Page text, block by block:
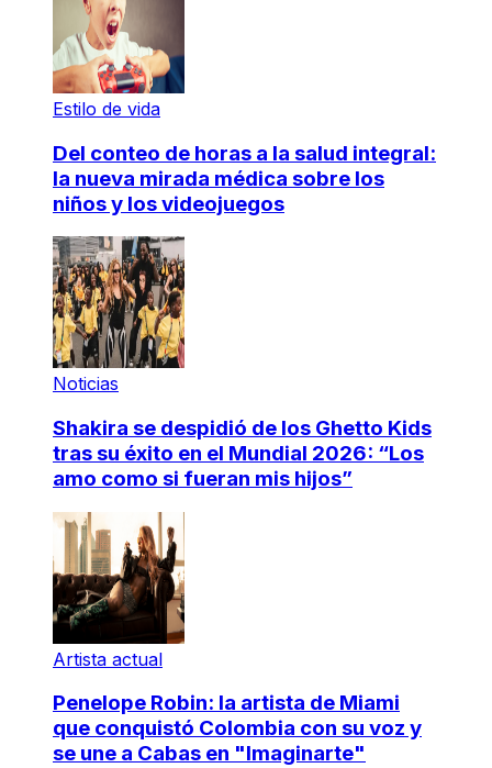
Estilo de vida
Del conteo de horas a la salud integral:
la nueva mirada médica sobre los
niños y los videojuegos
Noticias
Shakira se despidió de los Ghetto Kids
tras su éxito en el Mundial 2026: “Los
amo como si fueran mis hijos”
Artista actual
Penelope Robin: la artista de Miami
que conquistó Colombia con su voz y
se une a Cabas en "Imaginarte"